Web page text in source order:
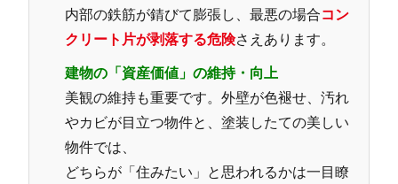
内部の鉄筋が錆びて膨張し、最悪の場合コン
クリート片が剥落する危険さえあります。
建物の「資産価値」の維持・向上
美観の維持も重要です。外壁が色褪せ、汚れ
やカビが目立つ物件と、塗装したての美しい
物件では、
どちらが「住みたい」と思われるかは一目瞭